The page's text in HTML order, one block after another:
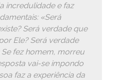
incredulidade e faz
«Será
Será verdade que
Ele? Será verdade
fez homem, morreu
vai-se impondo
faz a experiência da